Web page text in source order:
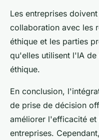
Les entreprises
collaboration avec les
éthique et les parties
qu'elles utilisent l'IA
éthique.
En conclusion,
de prise de décision
améliorer l'efficacité
entreprises.